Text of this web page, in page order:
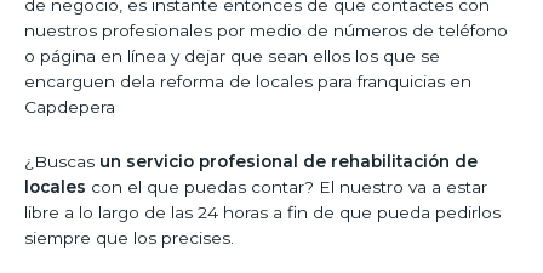
de negocio, es instante entonces de que contactes con
nuestros profesionales por medio de números de teléfono
o página en línea y dejar que sean ellos los que se
encarguen dela reforma de locales para franquicias en
Capdepera
¿Buscas un servicio profesional de rehabilitación de
locales con el que puedas contar? El nuestro va a estar
libre a lo largo de las 24 horas a fin de que pueda pedirlos
siempre que los precises.